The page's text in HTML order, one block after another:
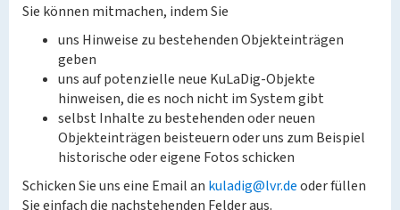
Sie können mitmachen, indem Sie
uns Hinweise zu bestehenden Objekteinträgen
geben
uns auf potenzielle neue KuLaDig-Objekte
hinweisen, die es noch nicht im System gibt
selbst Inhalte zu bestehenden oder neuen
Objekteinträgen beisteuern oder uns zum Beispiel
historische oder eigene Fotos schicken
Schicken Sie uns eine Email an kuladig@lvr.deoder füllen
Sie einfach die nachstehenden Felder aus.